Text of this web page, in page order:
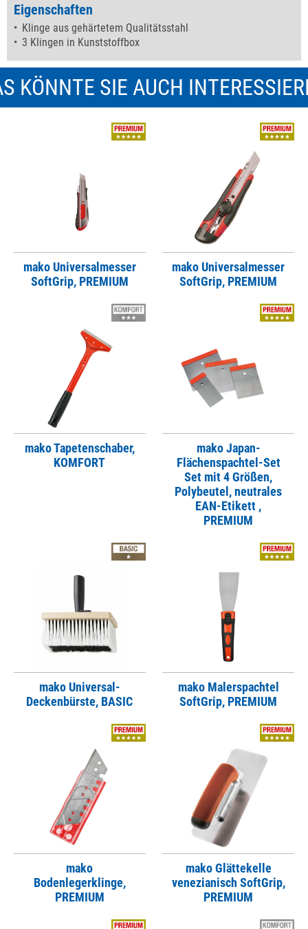
Eigenschaften
Klinge aus gehärtetem Qualitätsstahl
3 Klingen in Kunststoffbox
KÖNNTE SIE AUCH
mako Universalmesser
SoftGrip, PREMIUM
mako Universalmesser
SoftGrip, PREMIUM
mako Tapetenschaber,
KOMFORT
mako Japan-
Flächenspachtel-Set
Set mit 4 Größen,
Polybeutel, neutrales
EAN-Etikett ,
PREMIUM
mako Universal-
Deckenbürste, BASIC
mako Malerspachtel
SoftGrip, PREMIUM
mako
Bodenlegerklinge,
PREMIUM
mako Glättekelle
venezianisch SoftGrip,
PREMIUM